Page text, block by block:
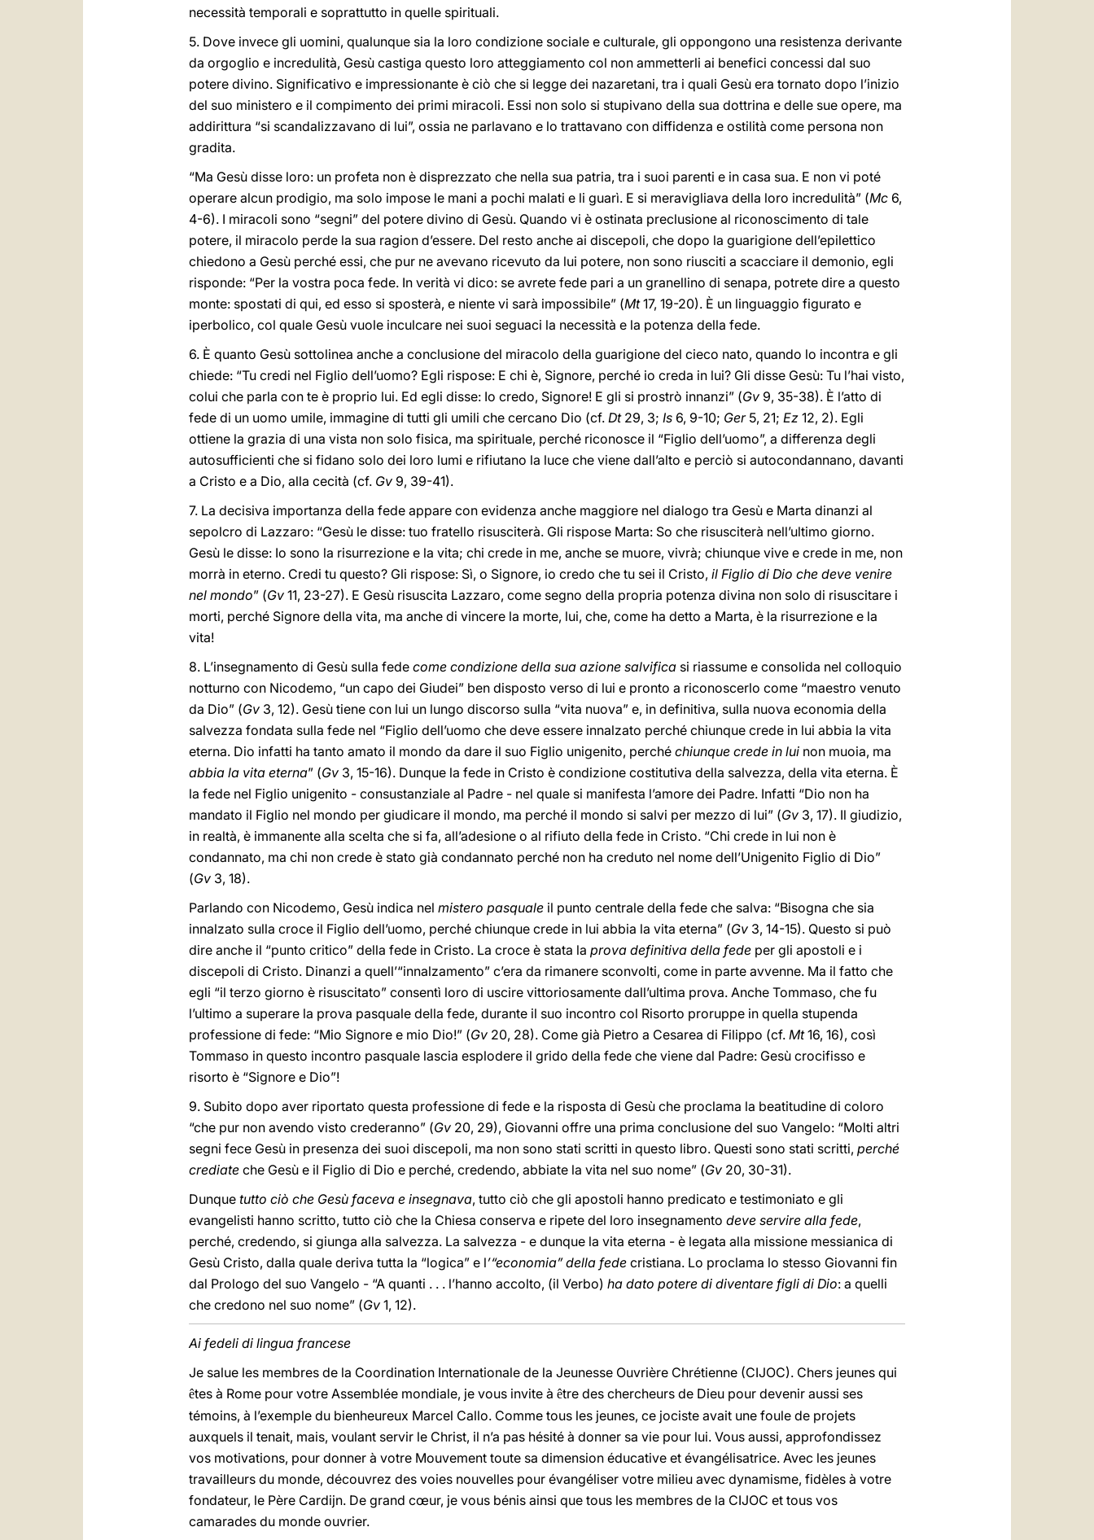
necessità temporali e soprattutto in quelle spirituali.
5. Dove invece gli uomini, qualunque sia la loro condizione sociale e culturale, gli oppongono una resistenza derivante
da orgoglio e incredulità, Gesù castiga questo loro atteggiamento col non ammetterli ai benefici concessi dal suo
potere divino. Significativo e impressionante è ciò che si legge dei nazaretani, tra i quali Gesù era tornato dopo l’inizio
del suo ministero e il compimento dei primi miracoli. Essi non solo si stupivano della sua dottrina e delle sue opere, ma
addirittura “si scandalizzavano di lui”, ossia ne parlavano e lo trattavano con diffidenza e ostilità come persona non
gradita.
“Ma Gesù disse loro: un profeta non è disprezzato che nella sua patria, tra i suoi parenti e in casa sua. E non vi poté
operare alcun prodigio, ma solo impose le mani a pochi malati e li guarì. E si meravigliava della loro incredulità” (Mc 6,
4-6). I miracoli sono “segni” del potere divino di Gesù. Quando vi è ostinata preclusione al riconoscimento di tale
potere, il miracolo perde la sua ragion d’essere. Del resto anche ai discepoli, che dopo la guarigione dell’epilettico
chiedono a Gesù perché essi, che pur ne avevano ricevuto da lui potere, non sono riusciti a scacciare il demonio, egli
risponde: “Per la vostra poca fede. In verità vi dico: se avrete fede pari a un granellino di senapa, potrete dire a questo
monte: spostati di qui, ed esso si sposterà, e niente vi sarà impossibile” (Mt17, 19-20). È un linguaggio figurato e
iperbolico, col quale Gesù vuole inculcare nei suoi seguaci la necessità e la potenza della fede.
6. È quanto Gesù sottolinea anche a conclusione del miracolo della guarigione del cieco nato, quando lo incontra e gli
chiede: “Tu credi nel Figlio dell’uomo? Egli rispose: E chi è, Signore, perché io creda in lui? Gli disse Gesù: Tu l’hai visto,
colui che parla con te è proprio lui. Ed egli disse: Io credo, Signore! E gli si prostrò innanzi” (Gv 9, 35-38). È l’atto di
fede di un uomo umile, immagine di tutti gli umili che cercano Dio (cf. Dt29, 3; Is 6, 9-10; Ger5, 21; Ez 12, 2). Egli
ottiene la grazia di una vista non solo fisica, ma spirituale, perché riconosce il “Figlio dell’uomo”, a differenza degli
autosufficienti che si fidano solo dei loro lumi e rifiutano la luce che viene dall’alto e perciò si autocondannano, davanti
a Cristo e a Dio, alla cecità (cf. Gv 9, 39-41).
7. La decisiva importanza della fede appare con evidenza anche maggiore nel dialogo tra Gesù e Marta dinanzi al
sepolcro di Lazzaro: “Gesù le disse: tuo fratello risusciterà. Gli rispose Marta: So che risusciterà nell’ultimo giorno.
Gesù le disse: Io sono la risurrezione e la vita; chi crede in me, anche se muore, vivrà; chiunque vive e crede in me, non
morrà in eterno. Credi tu questo? Gli rispose: Sì, o Signore, io credo che tu sei il Cristo, il Figlio di Dio che deve venire
nel mondo” (Gv 11, 23-27). E Gesù risuscita Lazzaro, come segno della propria potenza divina non solo di risuscitare i
morti, perché Signore della vita, ma anche di vincere la morte, lui, che, come ha detto a Marta, è la risurrezione e la
vita!
8. L’insegnamento di Gesù sulla fede come condizione della sua azione salvifica si riassume e consolida nel colloquio
notturno con Nicodemo, “un capo dei Giudei” ben disposto verso di lui e pronto a riconoscerlo come “maestro venuto
da Dio” (Gv 3, 12). Gesù tiene con lui un lungo discorso sulla “vita nuova” e, in definitiva, sulla nuova economia della
salvezza fondata sulla fede nel “Figlio dell’uomo che deve essere innalzato perché chiunque crede in lui abbia la vita
eterna. Dio infatti ha tanto amato il mondo da dare il suo Figlio unigenito, perché chiunque crede in lui non muoia, ma
abbia la vita eterna” (Gv 3, 15-16). Dunque la fede in Cristo è condizione costitutiva della salvezza, della vita eterna. È
la fede nel Figlio unigenito - consustanziale al Padre - nel quale si manifesta l’amore dei Padre. Infatti “Dio non ha
mandato il Figlio nel mondo per giudicare il mondo, ma perché il mondo si salvi per mezzo di lui” (Gv 3, 17). Il giudizio,
in realtà, è immanente alla scelta che si fa, all’adesione o al rifiuto della fede in Cristo. “Chi crede in lui non è
condannato, ma chi non crede è stato già condannato perché non ha creduto nel nome dell’Unigenito Figlio di Dio”
(Gv 3, 18).
Parlando con Nicodemo, Gesù indica nel mistero pasquale il punto centrale della fede che salva: “Bisogna che sia
innalzato sulla croce il Figlio dell’uomo, perché chiunque crede in lui abbia la vita eterna” (Gv 3, 14-15). Questo si può
dire anche il “punto critico” della fede in Cristo. La croce è stata la prova definitiva della fede per gli apostoli e i
discepoli di Cristo. Dinanzi a quell’“innalzamento” c’era da rimanere sconvolti, come in parte avvenne. Ma il fatto che
egli “il terzo giorno è risuscitato” consentì loro di uscire vittoriosamente dall’ultima prova. Anche Tommaso, che fu
l’ultimo a superare la prova pasquale della fede, durante il suo incontro col Risorto proruppe in quella stupenda
professione di fede: “Mio Signore e mio Dio!” (Gv 20, 28). Come già Pietro a Cesarea di Filippo (cf. Mt16, 16), così
Tommaso in questo incontro pasquale lascia esplodere il grido della fede che viene dal Padre: Gesù crocifisso e
risorto è “Signore e Dio”!
9. Subito dopo aver riportato questa professione di fede e la risposta di Gesù che proclama la beatitudine di coloro
“che pur non avendo visto crederanno” (Gv 20, 29), Giovanni offre una prima conclusione del suo Vangelo: “Molti altri
segni fece Gesù in presenza dei suoi discepoli, ma non sono stati scritti in questo libro. Questi sono stati scritti, perché
crediate che Gesù e il Figlio di Dio e perché, credendo, abbiate la vita nel suo nome” (Gv 20, 30-31).
Dunque tutto ciò che Gesù faceva e insegnava, tutto ciò che gli apostoli hanno predicato e testimoniato e gli
evangelisti hanno scritto, tutto ciò che la Chiesa conserva e ripete del loro insegnamento deve servire alla fede,
perché, credendo, si giunga alla salvezza. La salvezza - e dunque la vita eterna - è legata alla missione messianica di
Gesù Cristo, dalla quale deriva tutta la “logica” e l’“economia” della fede cristiana. Lo proclama lo stesso Giovanni fin
dal Prologo del suo Vangelo - “A quanti . . . l’hanno accolto, (il Verbo) ha dato potere di diventare figli di Dio: a quelli
che credono nel suo nome” (Gv 1, 12).
Ai fedeli di lingua francese
Je salue les membres de la Coordination Internationale de la Jeunesse Ouvrière Chrétienne (CIJOC). Chers jeunes qui
êtes à Rome pour votre Assemblée mondiale, je vous invite à être des chercheurs de Dieu pour devenir aussi ses
témoins, à l’exemple du bienheureux Marcel Callo. Comme tous les jeunes, ce jociste avait une foule de projets
auxquels il tenait, mais, voulant servir le Christ, il n’a pas hésité à donner sa vie pour lui. Vous aussi, approfondissez
vos motivations, pour donner à votre Mouvement toute sa dimension éducative et évangélisatrice. Avec les jeunes
travailleurs du monde, découvrez des voies nouvelles pour évangéliser votre milieu avec dynamisme, fidèles à votre
fondateur, le Père Cardijn. De grand cœur, je vous bénis ainsi que tous les membres de la CIJOC et tous vos
camarades du monde ouvrier.